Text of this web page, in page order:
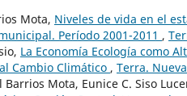
Mota, Niveles de vida en el
Período 2001-2011 ,
La Economía Ecología como
Cambio Climático , Terra.
Barrios Mota, Eunice C. Siso